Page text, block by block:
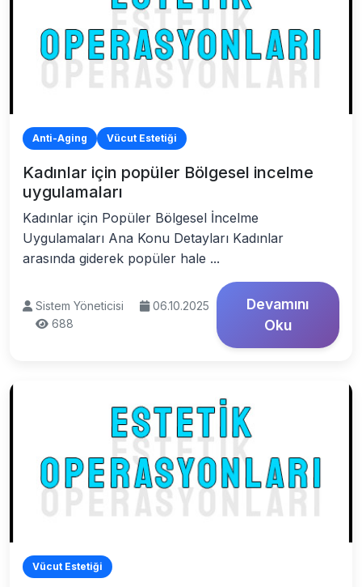
Anti-Aging Vücut Estetiği
Kadınlar için popüler Bölgesel incelme
uygulamaları
Kadınlar için Popüler Bölgesel İncelme
Uygulamaları Ana Konu Detayları Kadınlar
arasında giderek popüler hale ...
Sistem Yöneticisi
06.10.2025
688
Devamını
Oku
Vücut Estetiği